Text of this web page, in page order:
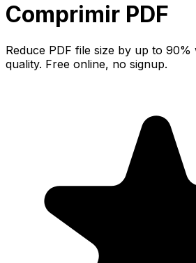
Comprimir PDF
Reduce PDF file size by up to 90%
quality. Free online, no signup.